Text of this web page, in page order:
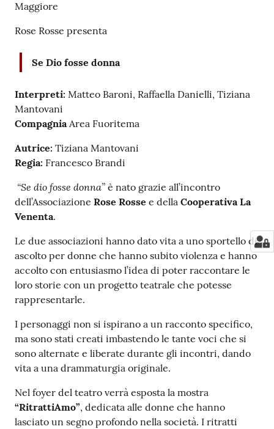
Maggiore
Rose Rosse presenta
Se Dio fosse donna
Interpreti: Matteo Baroni, Raffaella Danielli, Tiziana
Mantovani
CompagniaArea Fuoritema
Autrice: Tiziana Mantovani
Regia: Francesco Brandi
“Se dio fosse donna” è nato grazie all’incontro
dell’Associazione Rose Rosse e della Cooperativa La
Venenta.
Le due associazioni hanno dato vita a uno sportello di
ascolto per donne che hanno subito violenza e hanno
accolto con entusiasmo l’idea di poter raccontare le
loro storie con un progetto teatrale che potesse
rappresentarle.
I personaggi non si ispirano a un racconto specifico,
ma sono stati creati imbastendo le tante voci che si
sono alternate e liberate durante gli incontri, dando
vita a una drammaturgia originale.
Nel foyer del teatro verrà esposta la mostra
“RitrattiAmo”, dedicata alle donne che hanno
lasciato un segno profondo nella società. I ritratti